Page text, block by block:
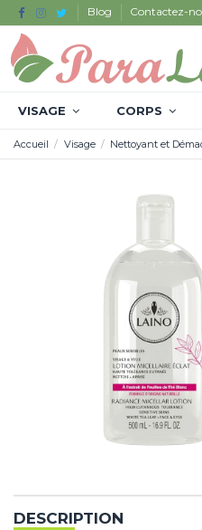
Blog Contactez-
VISAGE CORPS
Accueil Visage Nettoyant et
DESCRIPTION